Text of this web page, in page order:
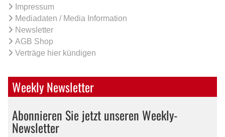
Impressum
Mediadaten / Media Information
Newsletter
AGB Shop
Verträge hier kündigen
Weekly Newsletter
Abonnieren Sie jetzt unseren Weekly-
Newsletter